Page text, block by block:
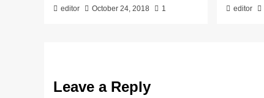
editor October 24, 2018 1 editor
Leave a Reply